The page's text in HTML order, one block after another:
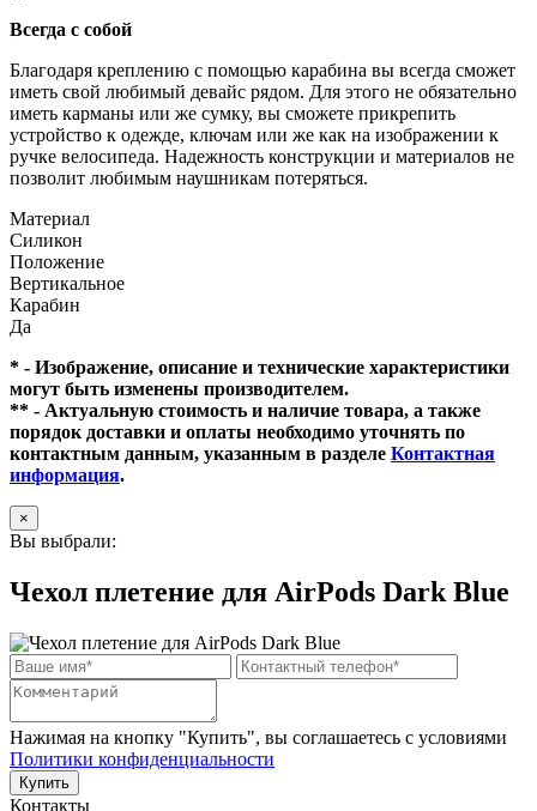
Всегда с собой
Благодаря креплению с помощью карабина вы всегда сможет
иметь свой любимый девайс рядом. Для этого не обязательно
иметь карманы или же сумку, вы сможете прикрепить
устройство к одежде, ключам или же как на изображении к
ручке велосипеда. Надежность конструкции и материалов не
позволит любимым наушникам потеряться.
Материал
Силикон
Положение
Вертикальное
Карабин
Да
* - Изображение, описание и технические характеристики
могут быть изменены производителем.
** - Актуальную стоимость и наличие товара, а также
порядок доставки и оплаты необходимо уточнять по
контактным данным, указанным в разделе Контактная
информация.
×
Вы выбрали:
Чехол плетение для AirPods Dark Blue
Нажимая на кнопку "Купить", вы соглашаетесь с условиями
Политики конфиденциальности
Купить
Контакты